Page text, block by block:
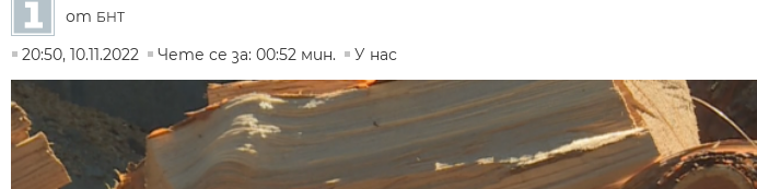
от БНТ
20:50, 10.11.2022
Чете се за: 00:52 мин. У нас